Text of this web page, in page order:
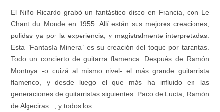
Área personal Reproductor
El Niño Ricardo grabó un fantástico disco en Francia, con Le
Chant du Monde en 1955. Allí están sus mejores creaciones,
pulidas ya por la experiencia, y magistralmente interpretadas.
Esta "Fantasía Minera" es su creación del toque por tarantas.
Todo un concierto de guitarra flamenca. Después de Ramón
Montoya -o quizá al mismo nivel- el más grande guitarrista
flamenco, y desde luego el que más ha influido en las
generaciones de guitarristas siguientes: Paco de Lucía, Ramón
de Algeciras..., y todos los...